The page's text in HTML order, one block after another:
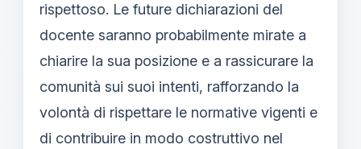
rispettoso. Le future dichiarazioni del
docente saranno probabilmente mirate a
chiarire la sua posizione e a rassicurare la
comunità sui suoi intenti, rafforzando la
volontà di rispettare le normative vigenti e
di contribuire in modo costruttivo nel